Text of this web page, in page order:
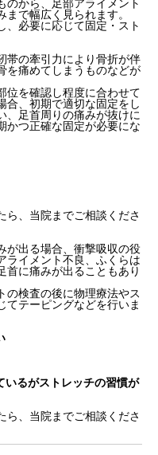
のから、足部アライメント
で幅広く見られます。
、必要に応じて固定・スト
帯の牽引力により骨折が伴
を痛めてしまうものなどが
位を確認し程度に合わせて
合、初期で適切な固定をし
、足首周りの痛みが抜けに
かつ正確な固定が必要にな
ら、当院までご相談くださ
が出る場合、衝撃吸収の役
ライメント不良、ふくらは
首に痛みが出ることもあり
の検査の後に物理療法やス
てテーピングなどを行いま
いるがストレッチの習慣が
ら、当院までご相談くださ